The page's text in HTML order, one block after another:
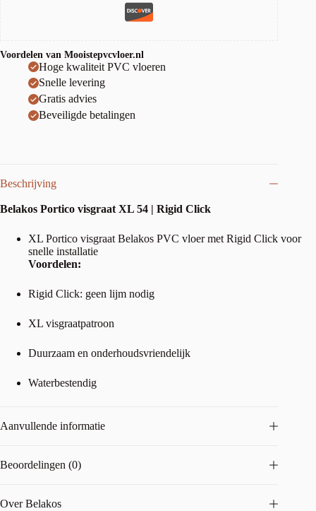
Voordelen van Mooistepvcvloer.nl
Hoge kwaliteit PVC vloeren
Snelle levering
Gratis advies
Beveiligde betalingen
Beschrijving
Belakos Portico visgraat XL 54 | Rigid Click
XL Portico visgraat Belakos PVC vloer met Rigid Click voor
snelle installatie
Voordelen:
Rigid Click: geen lijm nodig
XL visgraatpatroon
Duurzaam en onderhoudsvriendelijk
Waterbestendig
Aanvullende informatie
Beoordelingen (0)
Over Belakos